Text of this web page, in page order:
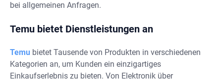
bei allgemeinen Anfragen.
Temu bietet Dienstleistungen an
Temu bietet Tausende von Produkten in verschiedenen
Kategorien an, um Kunden ein einzigartiges
Einkaufserlebnis zu bieten. Von Elektronik über